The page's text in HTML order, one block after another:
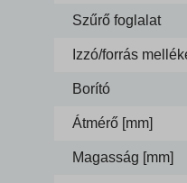
Szűrő foglalat
Izzó/forrás
Borító
Átmérő [mm]
Magasság [mm]